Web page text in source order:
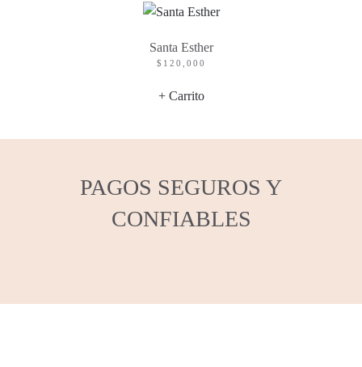
Santa Esther
$ 120,000
+ Carrito
PAGOS SEGUROS Y
CONFIABLES